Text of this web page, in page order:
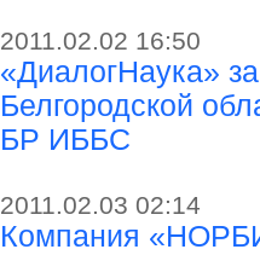
2011.02.02 16:50
«ДиалогНаука»
Белгородской
БР ИББС
2011.02.03 02:14
Компания